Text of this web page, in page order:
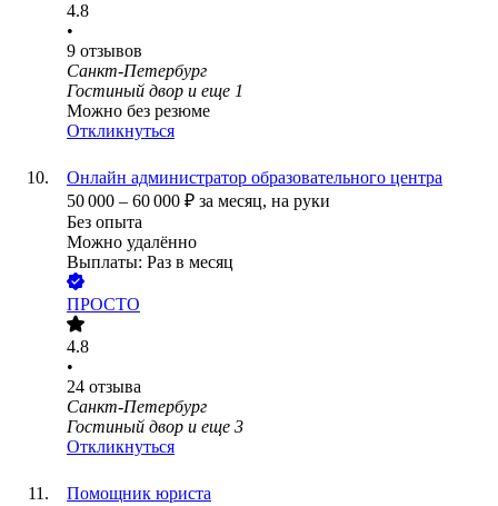
4.8
•
9 отзывов
Санкт-Петербург
Гостиный двор и еще 1
Можно без резюме
Откликнуться
Онлайн администратор образовательного центра
50 000 – 60 000 ₽ за месяц, на руки
Без опыта
Можно удалённо
Выплаты: Раз в месяц
ПРОСТО
4.8
•
24 отзыва
Санкт-Петербург
Гостиный двор и еще 3
Откликнуться
Помощник юриста